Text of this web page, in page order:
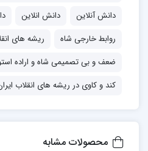
دانش آنلاین
دانش انلاین
روابط خارجی شاه
ریشه های
ضعف و بی تصمیمی شاه و اراده
کند و کاوی در ریشه های انقلاب
محصولات مشابه